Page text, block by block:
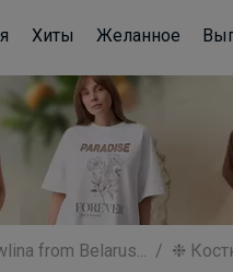
Хиты Желанное
from Belarus... ❉